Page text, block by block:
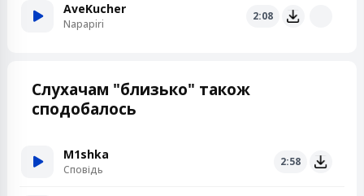
AveKucher
Napapiri
2:08
Слухачам "близько" також
сподобалось
M1shka
Сповідь
2:58